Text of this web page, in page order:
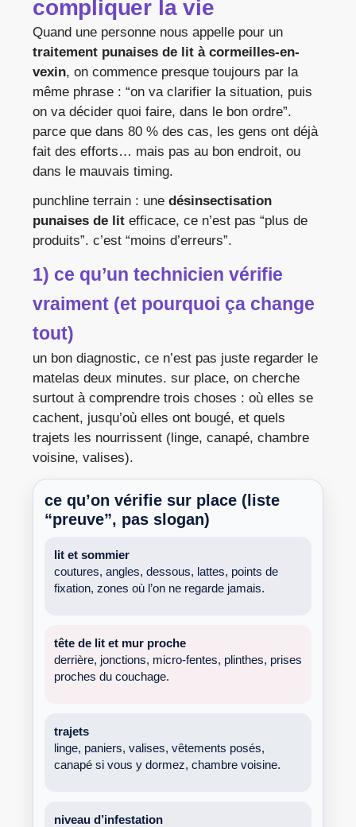
compliquer la vie
Quand une personne nous appelle pour un
traitement punaises de lit à cormeilles-en-
vexin, on commence presque toujours par la
même phrase : “on va clarifier la situation, puis
on va décider quoi faire, dans le bon ordre”.
parce que dans 80 % des cas, les gens ont déjà
fait des efforts… mais pas au bon endroit, ou
dans le mauvais timing.
punchline terrain : une désinsectisation
punaises de lit efficace, ce n’est pas “plus de
produits”. c’est “moins d’erreurs”.
1) ce qu’un technicien vérifie
vraiment (et pourquoi ça change
tout)
un bon diagnostic, ce n’est pas juste regarder le
matelas deux minutes. sur place, on cherche
surtout à comprendre trois choses : où elles se
cachent, jusqu’où elles ont bougé, et quels
trajets les nourrissent (linge, canapé, chambre
voisine, valises).
ce qu’on vérifie sur place (liste
“preuve”, pas slogan)
lit et sommier
coutures, angles, dessous, lattes, points de
fixation, zones où l’on ne regarde jamais.
tête de lit et mur proche
derrière, jonctions, micro-fentes, plinthes, prises
proches du couchage.
trajets
linge, paniers, valises, vêtements posés,
canapé si vous y dormez, chambre voisine.
niveau d’infestation